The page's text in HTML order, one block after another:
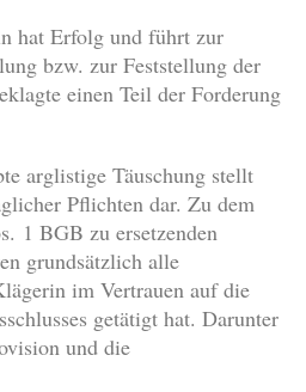
hat Erfolg und führt zur
bzw. zur Feststellung der
einen Teil der Forderung
arglistige Täuschung stellt
Pflichten dar. Zu dem
1 BGB zu ersetzenden
grundsätzlich alle
im Vertrauen auf die
getätigt hat. Darunter
und die